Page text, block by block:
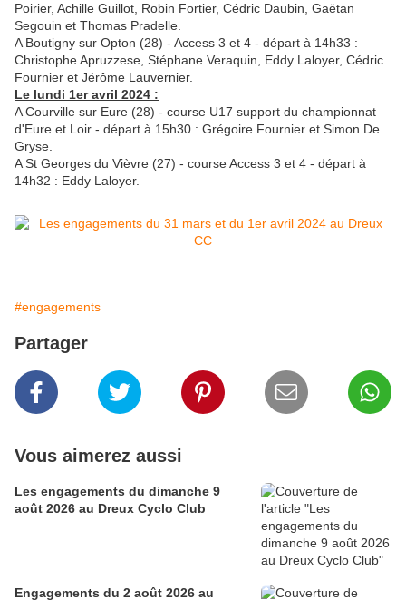
Poirier, Achille Guillot, Robin Fortier, Cédric Daubin, Gaëtan
Segouin et Thomas Pradelle.
A Boutigny sur Opton (28) - Access 3 et 4 - départ à 14h33 :
Christophe Apruzzese, Stéphane Veraquin, Eddy Laloyer, Cédric
Fournier et Jérôme Lauvernier.
Le lundi 1er avril 2024 :
A Courville sur Eure (28) - course U17 support du championnat
d'Eure et Loir - départ à 15h30 : Grégoire Fournier et Simon De
Gryse.
A St Georges du Vièvre (27) - course Access 3 et 4 - départ à
14h32 : Eddy Laloyer.
#engagements
Partager
Vous aimerez aussi
Les engagements du dimanche 9
août 2026 au Dreux Cyclo Club
Engagements du 2 août 2026 au